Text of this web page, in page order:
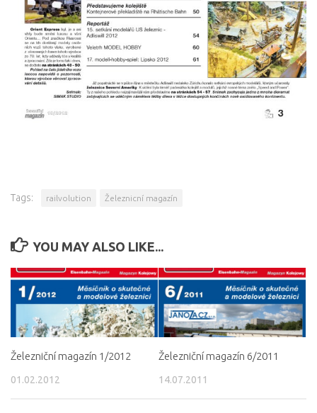
Tags: railvolution Železnicní magazín
YOU MAY ALSO LIKE...
Železniční magazín 1/2012
01.02.2012
Železniční magazín 6/2011
14.07.2011